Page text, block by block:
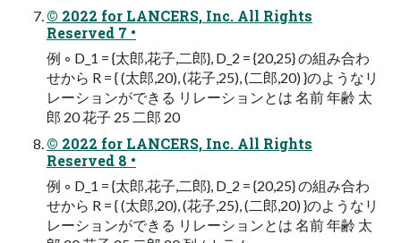
© 2022 for LANCERS, Inc. All Rights
Reserved 7 •
例 ◦ D_1 = {太郎,花子,二郎}, D_2 = {20,25} の組み合わ
せから R = { (太郎,20), (花子,25), (二郎,20) }のようなリ
レーションができる リレーションとは 名前 年齢 太
郎 20 花子 25 二郎 20
© 2022 for LANCERS, Inc. All Rights
Reserved 8 •
例 ◦ D_1 = {太郎,花子,二郎}, D_2 = {20,25} の組み合わ
せから R = { (太郎,20), (花子,25), (二郎,20) }のようなリ
レーションができる リレーションとは 名前 年齢 太